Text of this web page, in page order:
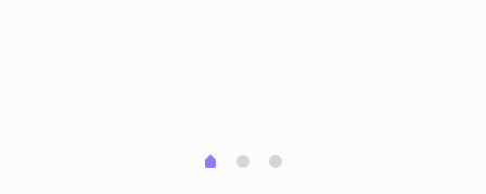
0 1 2